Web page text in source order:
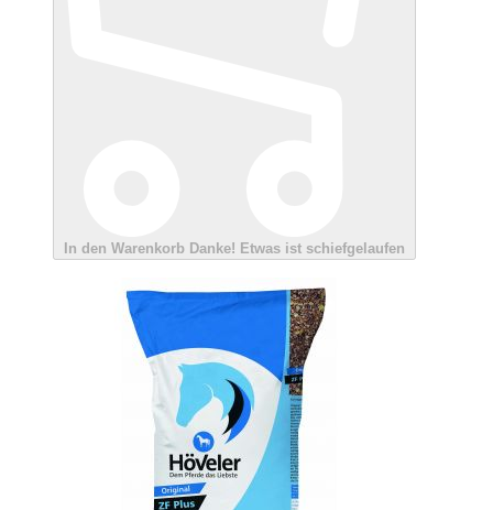
In den Warenkorb Danke! Etwas ist schiefgelaufen